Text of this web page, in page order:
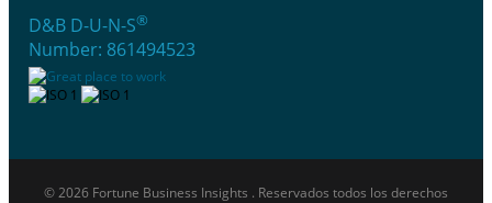
D&B D-U-N-S®
Number: 861494523
© 2026 Fortune Business Insights . Reservados todos los derechos